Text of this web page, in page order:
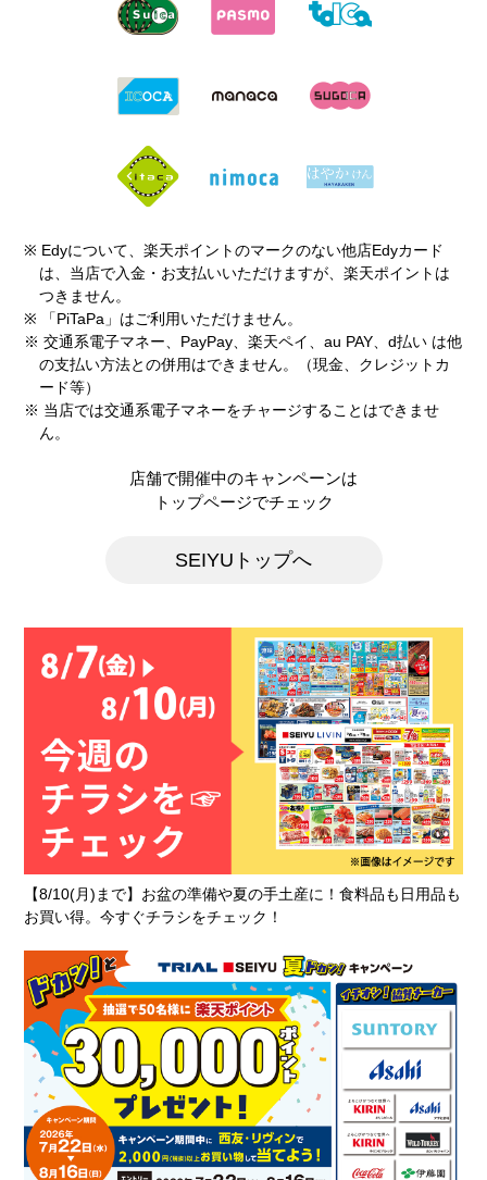
※ Edyについて、楽天ポイントのマークのない他店Edyカード
は、当店で入金・お支払いいただけますが、楽天ポイントは
つきません。
※ 「PiTaPa」はご利用いただけません。
※ 交通系電子マネー、PayPay、楽天ペイ、au PAY、d払い は他
の支払い方法との併用はできません。（現金、クレジットカ
ード等）
※ 当店では交通系電子マネーをチャージすることはできませ
ん。
店舗で開催中のキャンペーンは
トップページでチェック
SEIYUトップへ
【8/10(月)まで】お盆の準備や夏の手土産に！食料品も日用品も
お買い得。今すぐチラシをチェック！